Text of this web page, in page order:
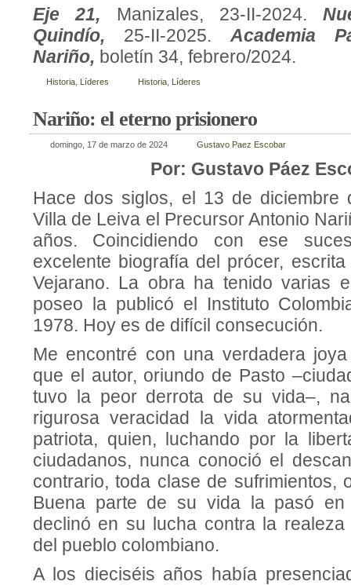
Eje 21, Manizales, 23-II-2024.
Quindío, 25-II-2025.Academia
Nariño, boletín 34, febrero/2024.
Historia Líderes Historia Líderes
Nariño: el eterno prisionero
domingo, 17 de marzo de 2024 Gustavo Paez Escobar
Por: Gustavo Páez
Hace dos siglos, el 13 de diciembre
Villa de Leiva el Precursor Antonio
años. Coincidiendo con ese
excelente biografía del prócer,
Vejarano. La obra ha tenido varias
poseo la publicó el Instituto
1978. Hoy es de difícil consecución.
Me encontré con una verdadera
que el autor, oriundo de Pasto
tuvo la peor derrota de su vida–,
rigurosa veracidad la vida
patriota, quien, luchando por la
ciudadanos, nunca conoció el
contrario, toda clase de sufrimientos,
Buena parte de su vida la pasó en
declinó en su lucha contra la
del pueblo colombiano.
A los dieciséis años había